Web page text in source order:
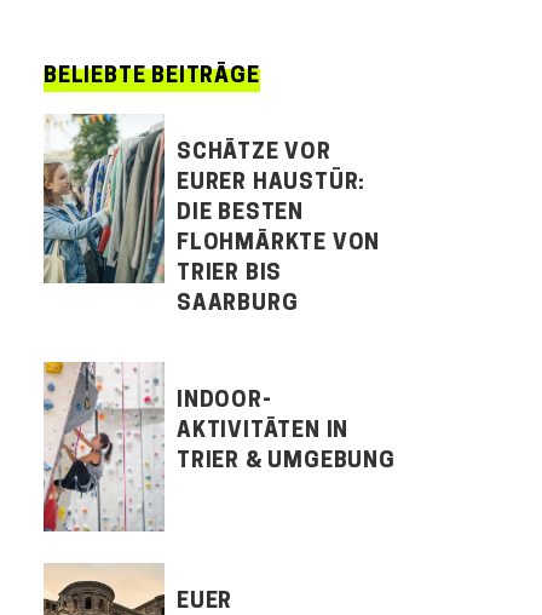
BELIEBTE BEITRÄGE
SCHÄTZE VOR
EURER HAUSTÜR:
DIE BESTEN
FLOHMÄRKTE VON
TRIER BIS
SAARBURG
INDOOR-
AKTIVITÄTEN IN
TRIER & UMGEBUNG
EUER